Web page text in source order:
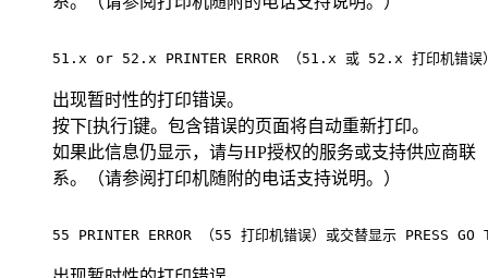
51.x or 52.x PRINTER
出现暂时性的打印错误。
按下[执行]键。包含错误的页面将自动重新打印。
如果此信息仍显示，请与HP授权的服务或支持供应商联
系。（请参阅打印机随附的电话支持说明。）
55 PRINTER ERROR （55 打印